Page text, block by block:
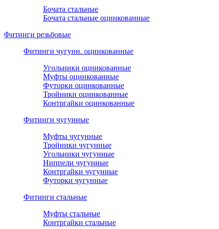
Бочата стальные
Бочата стальные оцинкованные
Фитинги резьбовые
Фитинги чугунн. оцинкованные
Угольники оцинкованные
Муфты оцинкованные
Футорки оцинкованные
Тройники оцинкованные
Контргайки оцинкованные
Фитинги чугунные
Муфты чугунные
Тройники чугунные
Угольники чугунные
Ниппели чугунные
Контргайки чугунные
Футорки чугунные
Фитинги стальные
Муфты стальные
Контргайки стальные